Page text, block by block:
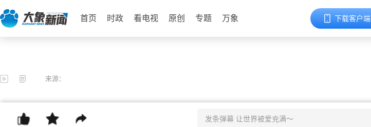
首页 时政 看电视 原创 专题 万象 下载客户端
来源：